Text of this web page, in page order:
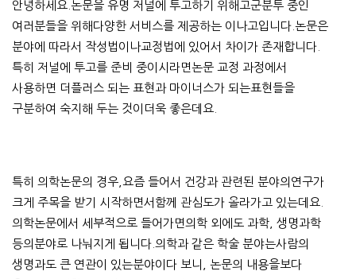
안녕하세요.논문을 유명 저널에 투고하기 위해고군분투 중인
여러분들을 위해다양한 서비스를 제공하는 이나고입니다.논문은
분야에 따라서 작성법이나교정법에 있어서 차이가 존재합니다.
특히 저널에 투고를 준비 중이시라면논문 교정 과정에서
사용하면 더플러스 되는 표현과 마이너스가 되는표현들을
구분하여 숙지해 두는 것이더욱 좋은데요.
특히 의학논문의 경우,요즘 들어서 건강과 관련된 분야의연구가
크게 주목을 받기 시작하면서함께 관심도가 올라가고 있는데요.
의학논문에서 세부적으로 들어가면의학 외에도 과학, 생명과학
등의분야로 나눠지게 됩니다.의학과 같은 학술 분야는사람의
생명과도 큰 연관이 있는분야이다 보니, 논문의 내용을보다